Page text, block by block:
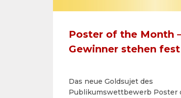
Poster of the Month
Gewinner stehen fest
Das neue Goldsujet des
Publikumswettbewerb Poster